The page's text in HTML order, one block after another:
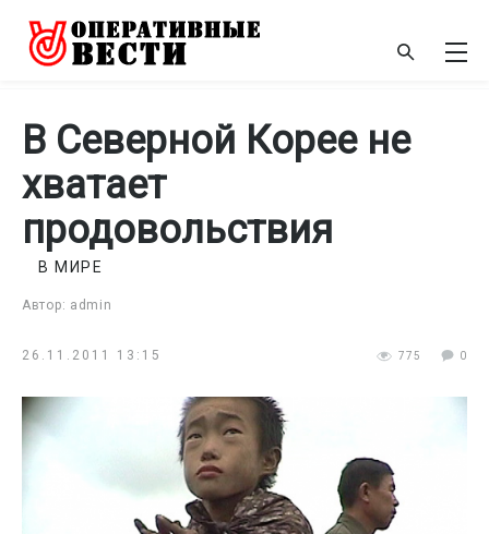
В Северной Корее не
хватает
продовольствия
Автор: admin
В МИРЕ
26.11.2011 13:15 775 0